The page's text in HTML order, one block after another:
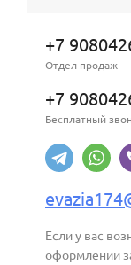
+7
Отдел продаж
+7
Бесплатный
Если у вас
оформлении